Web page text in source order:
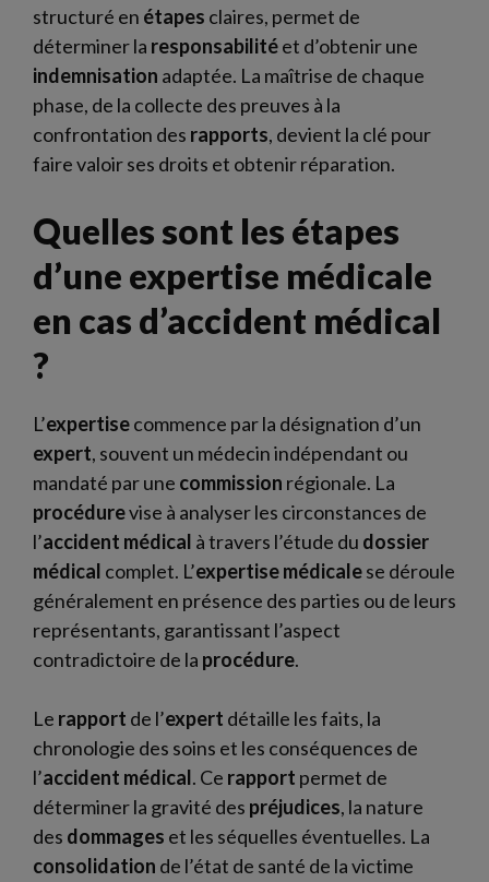
structuré en étapes claires, permet de
déterminer la responsabilitéet d’obtenir une
indemnisation adaptée. La maîtrise de chaque
phase, de la collecte des preuves à la
confrontation des rapports, devient la clé pour
faire valoir ses droits et obtenir réparation.
Quelles sont les étapes
d’une expertise médicale
en cas d’accident médical
?
L’expertisecommence par la désignation d’un
expert, souvent un médecin indépendant ou
mandaté par une commission régionale. La
procédurevise à analyser les circonstances de
l’accident médical à travers l’étude du dossier
médical complet. L’expertise médicalese déroule
généralement en présence des parties ou de leurs
représentants, garantissant l’aspect
contradictoire de la procédure.
Le rapport de l’expert détaille les faits, la
chronologie des soins et les conséquences de
l’accident médical. Ce rapport permet de
déterminer la gravité des préjudices, la nature
des dommages et les séquelles éventuelles. La
consolidation de l’état de santé de la victime